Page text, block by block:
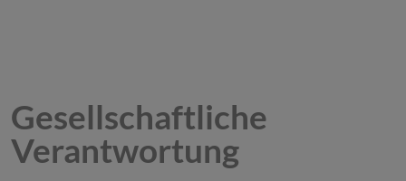
Gesellschaftliche
Verantwortung